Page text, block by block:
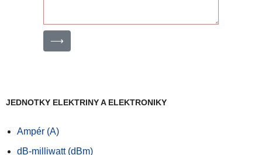
⟶
JEDNOTKY ELEKTRINY A ELEKTRONIKY
Ampér (A)
dB-milliwatt (dBm)